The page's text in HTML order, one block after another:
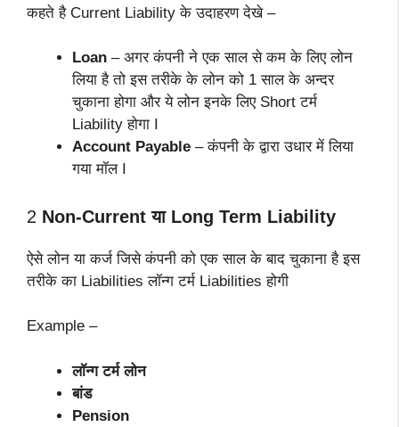
कहते है Current Liability के उदाहरण देखे –
Loan – अगर कंपनी ने एक साल से कम के लिए लोन
लिया है तो इस तरीके के लोन को 1 साल के अन्दर
चुकाना होगा और ये लोन इनके लिए Short टर्म
Liability होगा I
Account Payable – कंपनी के द्वारा उधार में लिया
गया मॉल I
2 Non-Current या Long Term Liability
ऐसे लोन या कर्ज जिसे कंपनी को एक साल के बाद चुकाना है इस
तरीके का Liabilities लॉन्ग टर्म Liabilities होगी
Example –
लॉन्ग टर्म लोन
बांड
Pension